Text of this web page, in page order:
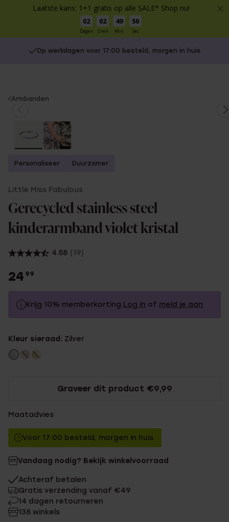
Laatste kans: 1+1 gratis op alle SALE* Shop nu!
02
Dagen
02
Uren
49
Min
50
Sec
Op werkdagen voor 17:00 besteld, morgen in huis
You
Armbanden
Personaliseer Duurzamer
Little Miss Fabulous
Gerecycled stainless steel
kinderarmband violet kristal
4.58 (19)
24 99
Krijg 10% memberkorting Log in of meld je aan
Zonder memberkorting
Kleur sieraad: Zilver
Graveer dit product €9,99
Maatadvies
Voor 17:00 besteld, morgen in huis
Vandaag nodig? Bekijk winkelvoorraad
Achteraf betalen
Gratis verzending vanaf €49
14 dagen retourneren
138 winkels